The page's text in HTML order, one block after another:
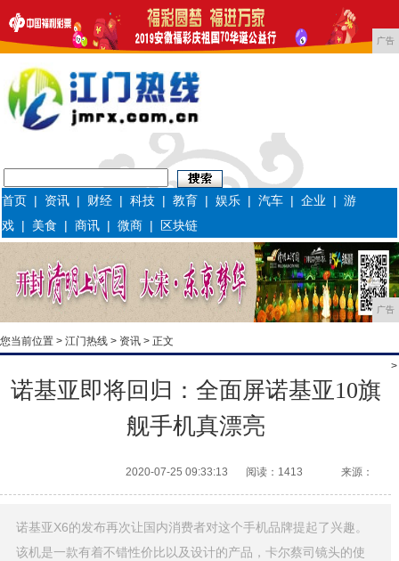
广告
首页 | 资讯 | 财经 |科技 |教育 |娱乐 |汽车 |企业 |游
戏 | 美食 |商讯 |微商 | 区块链
广告
您当前位置 > 江门热线 > 资讯 > 正文
>
诺基亚即将回归：全面屏诺基亚10旗
舰手机真漂亮
2020-07-25 09:33:13 阅读：1413 来源：
诺基亚X6的发布再次让国内消费者对这个手机品牌提起了兴趣。
该机是一款有着不错性价比以及设计的产品，卡尔蔡司镜头的使